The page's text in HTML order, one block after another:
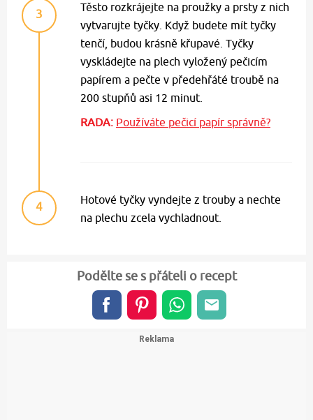
3
Těsto rozkrájejte na proužky a prsty z nich
vytvarujte tyčky. Když budete mít tyčky
tenčí, budou krásně křupavé. Tyčky
vyskládejte na plech vyložený pečicím
papírem a pečte v předehřáté troubě na
200 stupňů asi 12 minut.
RADA: Používáte pečicí papír správně?
4
Hotové tyčky vyndejte z trouby a nechte
na plechu zcela vychladnout.
Podělte se s přáteli o recept